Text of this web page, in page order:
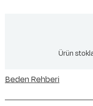
Ürün
Beden Rehberi